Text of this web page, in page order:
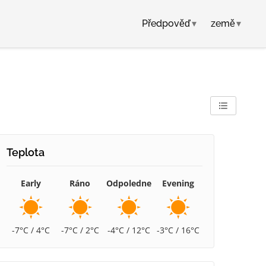
Předpověď▾ země▾
Teplota
Early
-7°C / 4°C
Ráno
-7°C / 2°C
Odpoledne
-4°C / 12°C
Evening
-3°C / 16°C